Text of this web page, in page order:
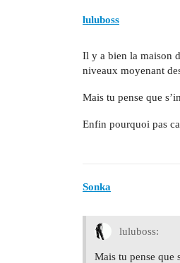
luluboss
Il y a bien la maison
niveaux moyenant
Mais tu pense que
Enfin pourquoi pas
Sonka
luluboss:
Mais tu pense que